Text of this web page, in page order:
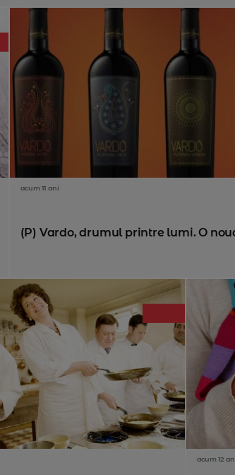
acum 11 ani
(P) Vardo, drumul printre lumi. O
acum 12